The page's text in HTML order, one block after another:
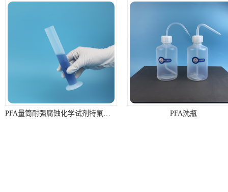
PFA量筒耐强腐蚀化学试剂特氟龙塑料量筒可送检带证书 PFA洗瓶